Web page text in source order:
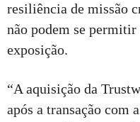
resiliência de missão
não podem se
exposição.
“A aquisição da
após a transação com